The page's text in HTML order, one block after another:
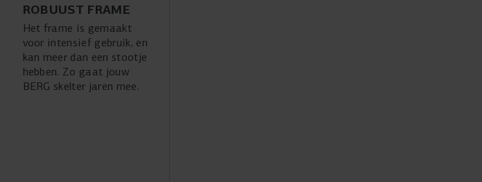
ROBUUST FRAME
Het frame is gemaakt
voor intensief gebruik, en
kan meer dan een stootje
hebben. Zo gaat jouw
BERG skelter jaren mee.